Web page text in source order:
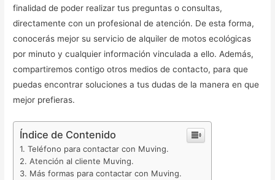
finalidad de poder realizar tus preguntas o consultas,
directamente con un profesional de atención. De esta forma,
conocerás mejor su servicio de alquiler de motos ecológicas
por minuto y cualquier información vinculada a ello. Además,
compartiremos contigo otros medios de contacto, para que
puedas encontrar soluciones a tus dudas de la manera en que
mejor prefieras.
Índice de Contenido
Teléfono para contactar con Muving.
Atención al cliente Muving.
Más formas para contactar con Muving.